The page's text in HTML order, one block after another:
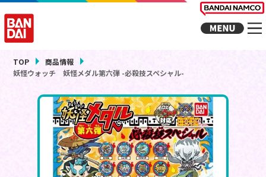
TOP
商品情報
妖怪ウォッチ 妖怪メダル第六弾 -必殺技スペシャル-